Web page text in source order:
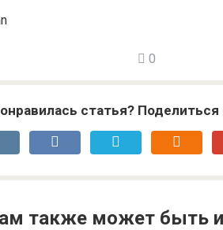
0
статья?
также может быть